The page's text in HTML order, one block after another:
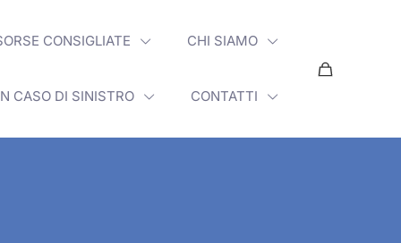
CONSIGLIATE CHI SIAMO
CASO DI SINISTRO CONTATTI